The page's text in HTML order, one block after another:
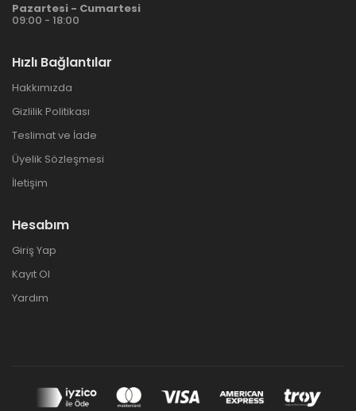
Pazartesi - Cumartesi
09:00 - 18:00
Hızlı Bağlantılar
Hakkımızda
Gizlilik Politikası
Teslimat ve İade
Üyelik Sözleşmesi
İletişim
Hesabım
Giriş Yap
Kayıt Ol
Yardım